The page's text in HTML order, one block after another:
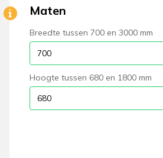
Maten
Breedte tussen 700 en 3000 mm
Hoogte tussen 680 en 1800 mm